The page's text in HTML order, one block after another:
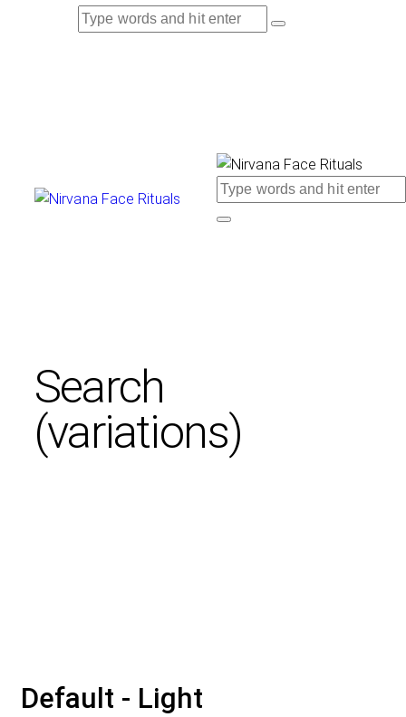
Search
(variations)
Default - Light